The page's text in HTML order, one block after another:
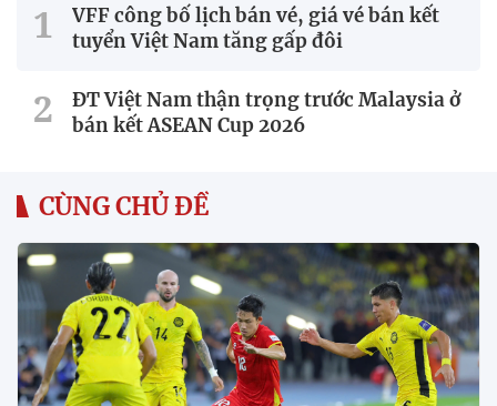
VFF công bố lịch bán vé, giá vé bán kết
tuyển Việt Nam tăng gấp đôi
ĐT Việt Nam thận trọng trước Malaysia ở
bán kết ASEAN Cup 2026
CÙNG CHỦ ĐỀ